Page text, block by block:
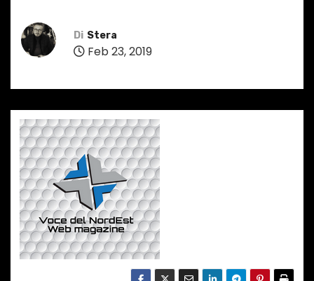
Di Stera
Feb 23, 2019